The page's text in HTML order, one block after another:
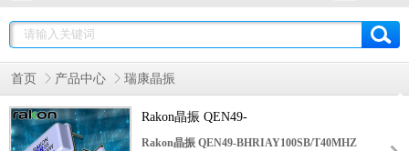
首页 产品中心 瑞康晶振
Rakon晶振 QEN49-
BHRIAY100SB/T40MHZ XO振荡器 6G
Rakon晶振 QEN49-BHRIAY100SB/T40MHZ